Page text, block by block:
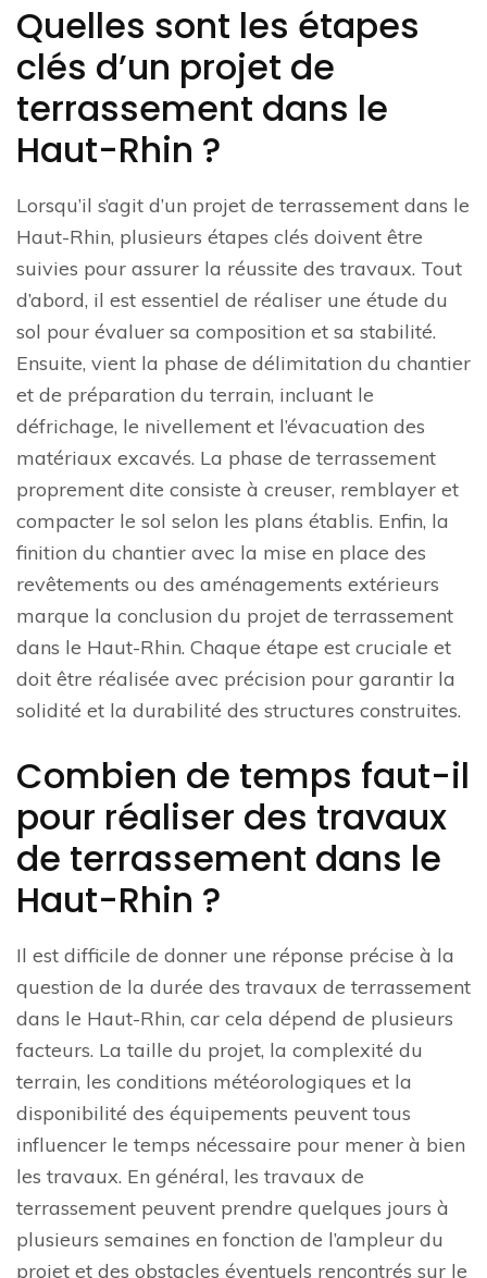
Quelles sont les étapes
clés d’un projet de
terrassement dans le
Haut-Rhin ?
Lorsqu’il s’agit d’un projet de terrassement dans le
Haut-Rhin, plusieurs étapes clés doivent être
suivies pour assurer la réussite des travaux. Tout
d’abord, il est essentiel de réaliser une étude du
sol pour évaluer sa composition et sa stabilité.
Ensuite, vient la phase de délimitation du chantier
et de préparation du terrain, incluant le
défrichage, le nivellement et l’évacuation des
matériaux excavés. La phase de terrassement
proprement dite consiste à creuser, remblayer et
compacter le sol selon les plans établis. Enfin, la
finition du chantier avec la mise en place des
revêtements ou des aménagements extérieurs
marque la conclusion du projet de terrassement
dans le Haut-Rhin. Chaque étape est cruciale et
doit être réalisée avec précision pour garantir la
solidité et la durabilité des structures construites.
Combien de temps faut-il
pour réaliser des travaux
de terrassement dans le
Haut-Rhin ?
Il est difficile de donner une réponse précise à la
question de la durée des travaux de terrassement
dans le Haut-Rhin, car cela dépend de plusieurs
facteurs. La taille du projet, la complexité du
terrain, les conditions météorologiques et la
disponibilité des équipements peuvent tous
influencer le temps nécessaire pour mener à bien
les travaux. En général, les travaux de
terrassement peuvent prendre quelques jours à
plusieurs semaines en fonction de l’ampleur du
projet et des obstacles éventuels rencontrés sur le